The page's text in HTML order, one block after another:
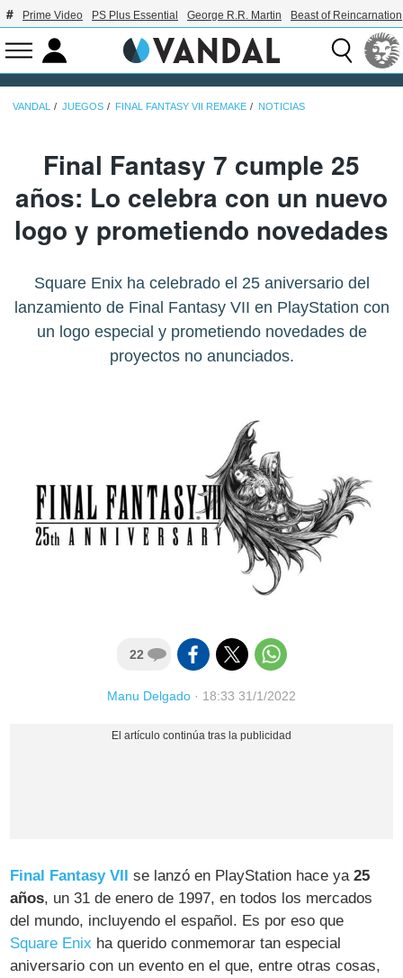
Prime Video PS Plus Essential George R.R. Martin Beast of Reincarnation
VANDAL JUEGOS FINAL FANTASY VII REMAKE NOTICIAS
Final Fantasy 7 cumple 25
años: Lo celebra con un nuevo
logo y prometiendo novedades
Square Enix ha celebrado el 25 aniversario del
lanzamiento de Final Fantasy VII en PlayStation con
un logo especial y prometiendo novedades de
proyectos no anunciados.
22
Manu Delgado · 18:33 31/1/2022
Final Fantasy VII se lanzó en PlayStation hace ya25
años, un 31 de enero de 1997, en todos los mercados
del mundo, incluyendo el español. Es por eso que
Square Enix ha querido conmemorar tan especial
aniversario con un evento en el que, entre otras cosas,